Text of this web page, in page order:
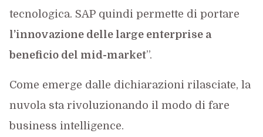
tecnologica. SAP quindi permette di portare
l’innovazione delle large enterprise a
beneficio del mid-market”.
Come emerge dalle dichiarazioni rilasciate, la
nuvola sta rivoluzionando il modo di fare
business intelligence.